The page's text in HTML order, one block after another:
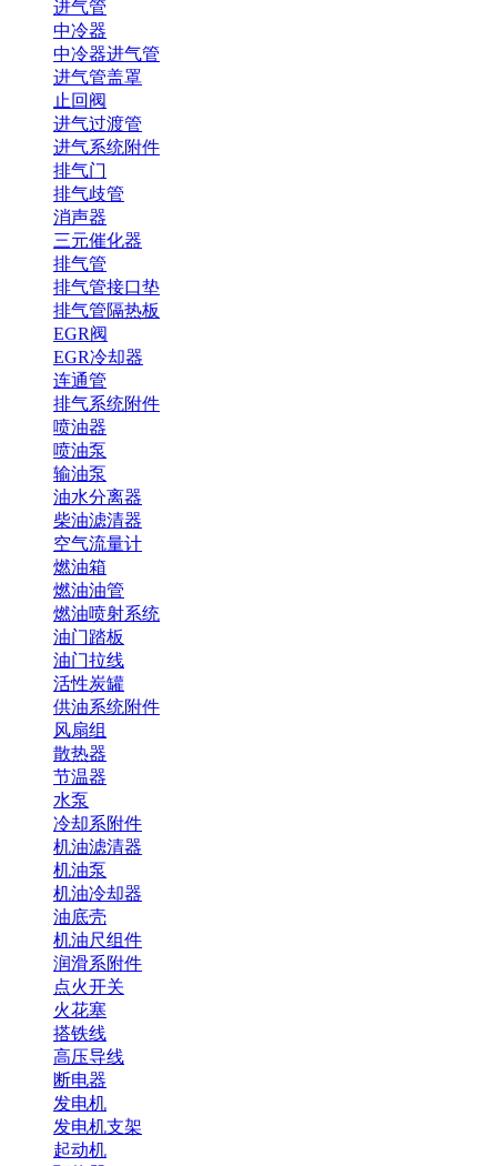
进气管
中冷器
中冷器进气管
进气管盖罩
止回阀
进气过渡管
进气系统附件
排气门
排气歧管
消声器
三元催化器
排气管
排气管接口垫
排气管隔热板
EGR阀
EGR冷却器
连通管
排气系统附件
喷油器
喷油泵
输油泵
油水分离器
柴油滤清器
空气流量计
燃油箱
燃油油管
燃油喷射系统
油门踏板
油门拉线
活性炭罐
供油系统附件
风扇组
散热器
节温器
水泵
冷却系附件
机油滤清器
机油泵
机油冷却器
油底壳
机油尺组件
润滑系附件
点火开关
火花塞
搭铁线
高压导线
断电器
发电机
发电机支架
起动机